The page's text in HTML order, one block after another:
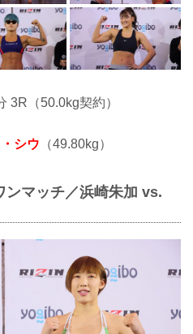
3R（50.0kg契約）
シウ （49.80kg）
ンマッチ／浜崎朱加 vs.